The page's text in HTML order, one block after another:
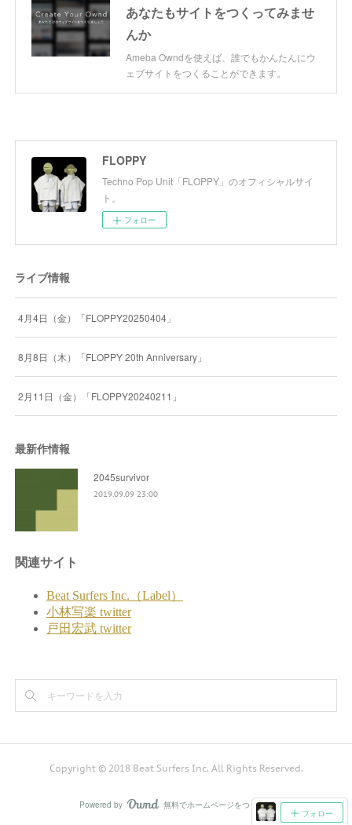
あなたもサイトをつくってみませ
んか
Ameba Owndを使えば、誰でもかんたんにウ
ェブサイトをつくることができます。
FLOPPY
Techno Pop Unit「FLOPPY」のオフィシャルサイ
ト。
フォロー
ライブ情報
4月4日（金）「FLOPPY20250404」
8月8日（木）「FLOPPY 20th Anniversary」
2月11日（金）「FLOPPY20240211」
最新作情報
2045survivor
2019.09.09 23:00
フォロー
Copyright © 2018 Beat Surfers Inc. All Rights Reserved.
Powered by AmebaOwnd
無料でホームページをつくろう